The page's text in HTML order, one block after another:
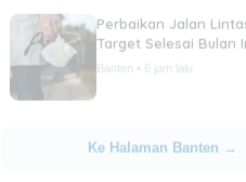
Perbaikan Jalan
Target Selesai Bulan
Banten • 6 jam lalu
Ke Halaman Banten →